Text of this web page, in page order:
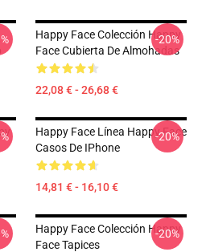
Happy Face Colección Happy
Face Cubierta De Almohadas
22,08 € - 26,68 €
-20%
Happy Face Línea Happy Face
Casos De IPhone
14,81 € - 16,10 €
-20%
Happy Face Colección Happy
Face Tapices
-20%